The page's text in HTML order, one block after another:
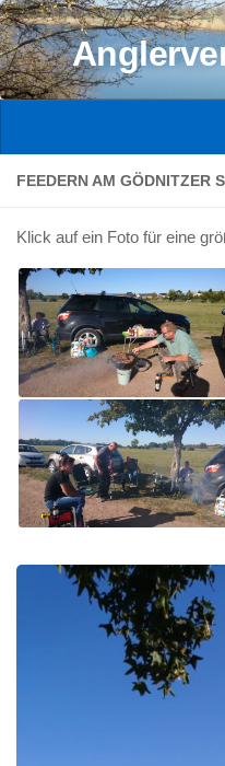
Zum Inhalt springen
FEEDERN AM GÖDNITZER
Klick auf ein Foto für eine